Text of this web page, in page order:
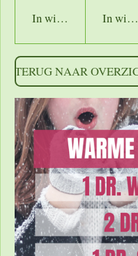
In winkelwagenIn
TERUG NAAR